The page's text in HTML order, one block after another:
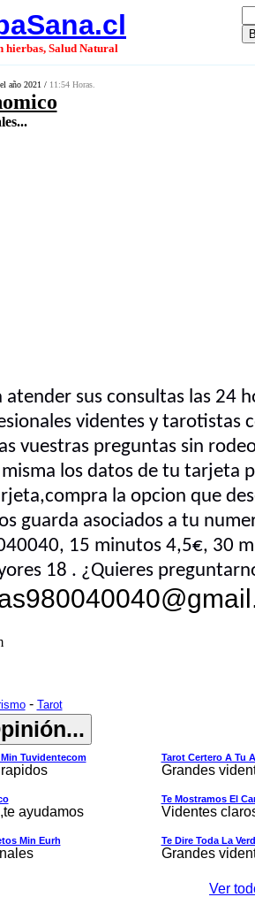
hierbas, Salud Natural
año 2021 / 11:54 Horas.
atender sus consultas las 24
videntes y tarotistas
vuestras preguntas sin
los datos de tu tarjeta
la opcion que
guarda asociados a tu
15 minutos 4,5€, 30
18 . ¿Quieres
- Tarot
Tuvidentecom Tarot Certero A Tu
Grandes
ayudamos
Te Mostramos El
Videntes
Min Eurh Te Dire Toda La
Grandes
Ver